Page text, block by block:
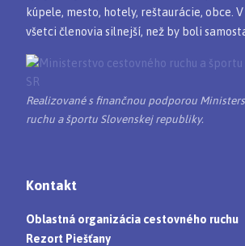
kúpele, mesto, hotely, reštaurácie, obce.
všetci členovia silnejší, než by boli
Realizované s finančnou podporou
ruchu a športu Slovenskej republiky.
Kontakt
Oblastná organizácia cestovného ruchu
Rezort Piešťany